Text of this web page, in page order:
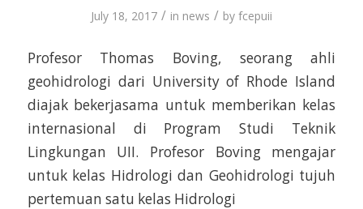
July 18, 2017 / in news / by fcepuii
Profesor Thomas Boving, seorang ahli
geohidrologi dari University of Rhode Island
diajak bekerjasama untuk memberikan kelas
internasional di Program Studi Teknik
Lingkungan UII. Profesor Boving mengajar
untuk kelas Hidrologi dan Geohidrologi tujuh
pertemuan satu kelas Hidrologi